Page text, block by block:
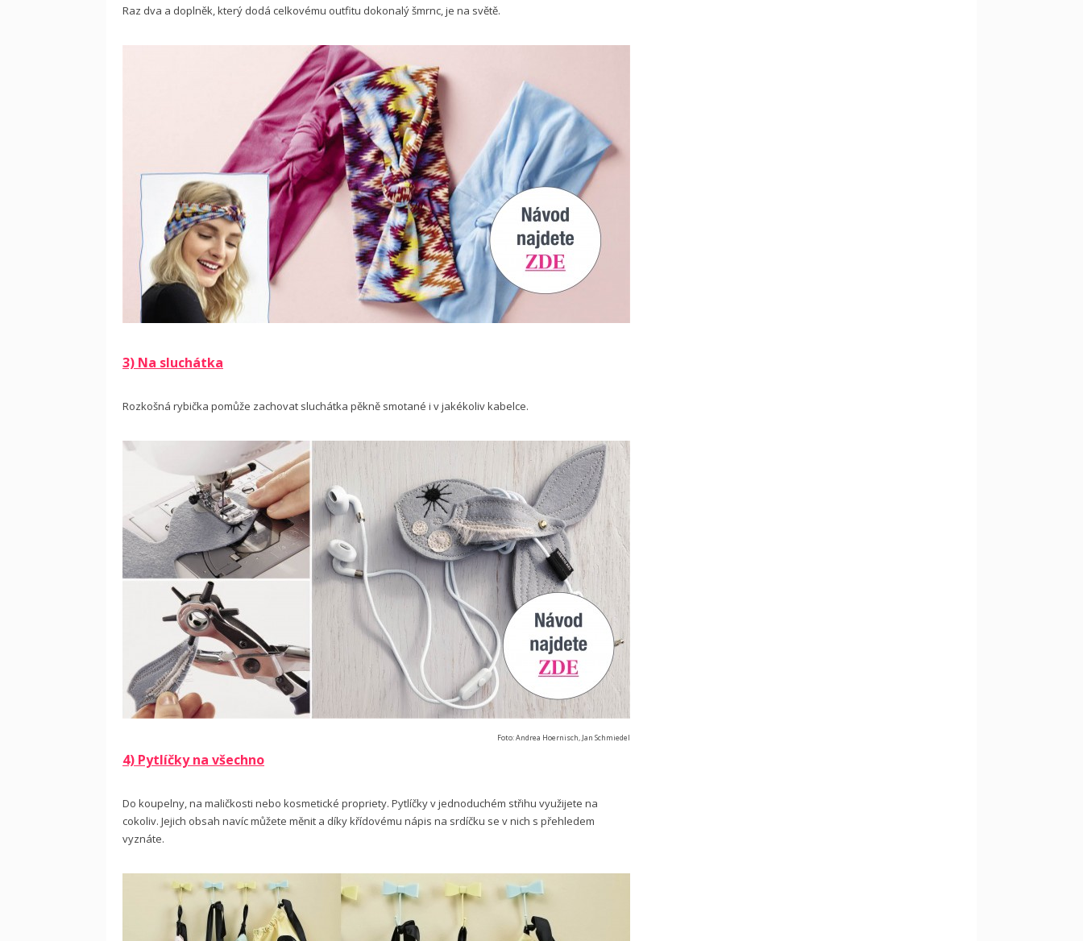
Raz dva a doplněk, který dodá celkovému outfitu dokonalý šmrnc, je na světě.
3) Na sluchátka
Rozkošná rybička pomůže zachovat sluchátka pěkně smotané i v jakékoliv kabelce.
Foto: Andrea Hoernisch, Jan Schmiedel
4) Pytlíčky na všechno
Do koupelny, na maličkosti nebo kosmetické propriety. Pytlíčky v jednoduchém střihu využijete na
cokoliv. Jejich obsah navíc můžete měnit a díky křídovému nápis na srdíčku se v nich s přehledem
vyznáte.